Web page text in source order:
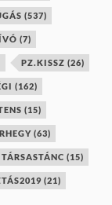
(537)
(7)
PZ.KISSZ (26)
(162)
(15)
(63)
TÁRSASTÁNC (15)
(21)